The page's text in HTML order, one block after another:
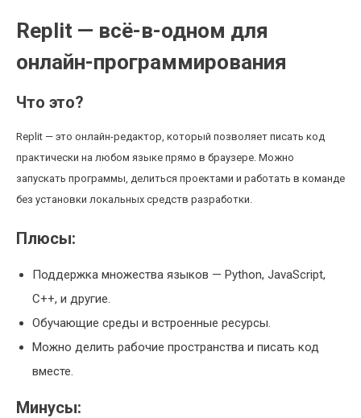
Replit — всё-в-одном для
онлайн-программирования
Что это?
Replit — это онлайн-редактор, который позволяет писать код
практически на любом языке прямо в браузере. Можно
запускать программы, делиться проектами и работать в команде
без установки локальных средств разработки.
Плюсы:
Поддержка множества языков — Python, JavaScript,
C++, и другие.
Обучающие среды и встроенные ресурсы.
Можно делить рабочие пространства и писать код
вместе.
Минусы: